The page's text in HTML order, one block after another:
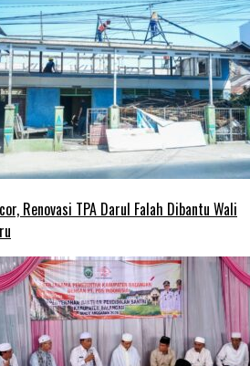
Renovasi TPA Darul Falah Dibantu Wali